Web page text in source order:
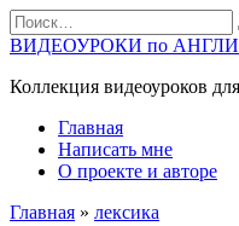
Перейти
к
содержанию
Search
for:
ВИДЕОУРОКИ по
Коллекция видеоуроков
Главная
Написать мне
О проекте и авторе
Главная » лексика